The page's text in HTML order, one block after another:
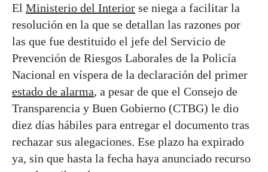
El Ministerio del Interior se niega a facilitar la
resolución en la que se detallan las razones por
las que fue destituido el jefe del Servicio de
Prevención de Riesgos Laborales de la Policía
Nacional en víspera de la declaración del primer
estado de alarma, a pesar de que el Consejo de
Transparencia y Buen Gobierno (CTBG) le dio
diez días hábiles para entregar el documento tras
rechazar sus alegaciones. Ese plazo ha expirado
ya, sin que hasta la fecha haya anunciado recurso